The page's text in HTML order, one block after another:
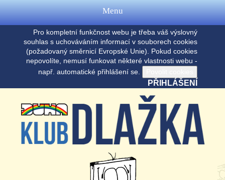
Pro kompletní funkčnost webu je třeba váš výslovný
souhlas s uchováváním informací v souborech cookies
(požadovaný směrnicí Evropské Unie). Pokud cookies
nepovolíte, nemusí funkovat některé vlastnosti webu -
např. automatické přihlášení se.
PŘIHLÁŠENÍ